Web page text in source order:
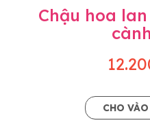
Chậu hoa
CHO